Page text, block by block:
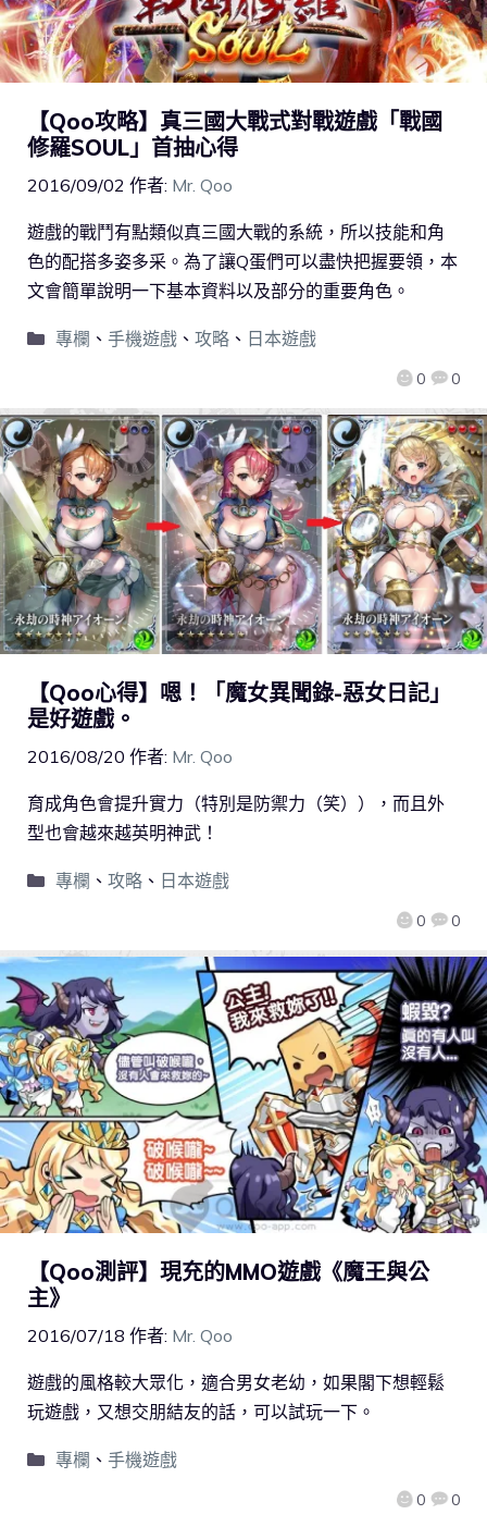
【Qoo攻略】真三國大戰式對戰遊戲「戰國
修羅SOUL」首抽心得
2016/09/02 作者: Mr. Qoo
0 0
遊戲的戰鬥有點類似真三國大戰的系統，所以技能和角
色的配搭多姿多采。為了讓Q蛋們可以盡快把握要領，本
文會簡單說明一下基本資料以及部分的重要角色。
專欄 、 手機遊戲、 攻略、 日本遊戲
【Qoo心得】嗯！「魔女異聞錄-惡女日記」
是好遊戲。
2016/08/20 作者: Mr. Qoo
0 0
育成角色會提升實力（特別是防禦力（笑）），而且外
型也會越來越英明神武！
專欄 、 攻略、 日本遊戲
【Qoo測評】現充的MMO遊戲《魔王與公
主》
2016/07/18 作者: Mr. Qoo
0 0
遊戲的風格較大眾化，適合男女老幼，如果閣下想輕鬆
玩遊戲，又想交朋結友的話，可以試玩一下。
專欄 、 手機遊戲